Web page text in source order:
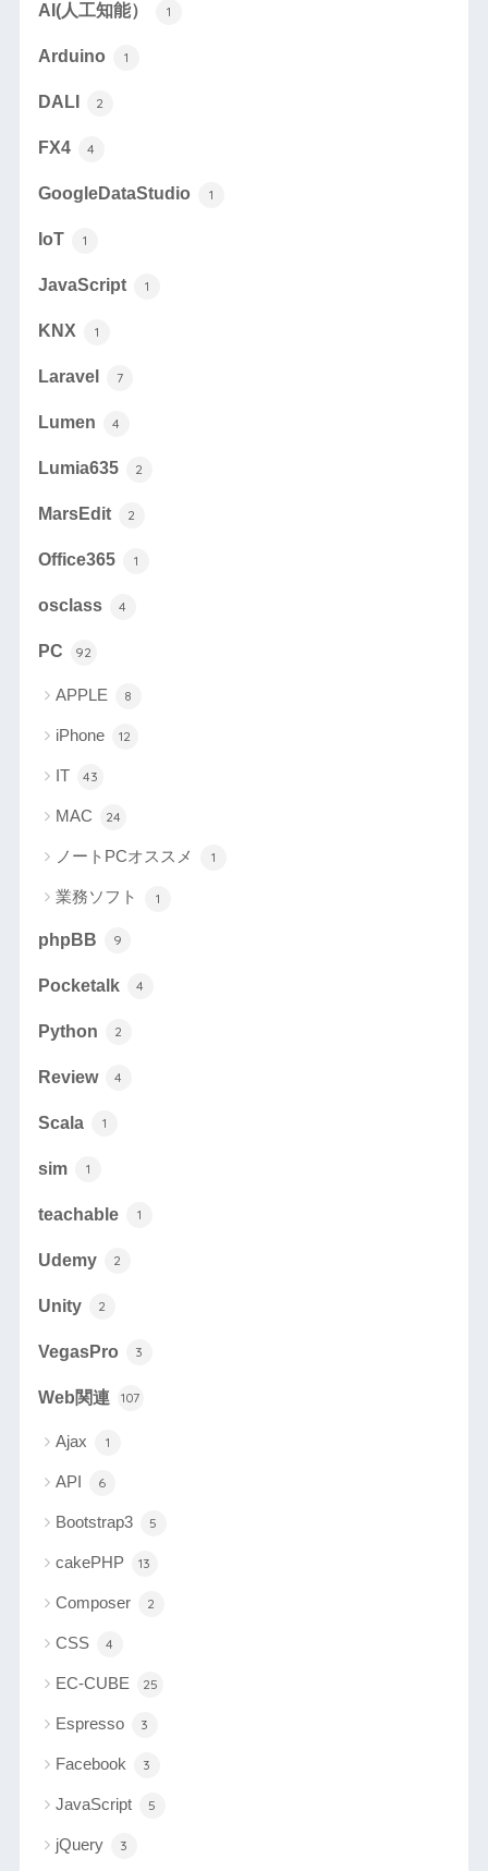
AI(人工知能） 1
Arduino 1
DALI 2
FX4 4
GoogleDataStudio 1
IoT 1
JavaScript 1
KNX 1
Laravel 7
Lumen 4
Lumia635 2
MarsEdit 2
Office365 1
osclass 4
PC 92
APPLE 8
iPhone 12
IT 43
MAC 24
ノートPCオススメ 1
業務ソフト 1
phpBB 9
Pocketalk 4
Python 2
Review 4
Scala 1
sim 1
teachable 1
Udemy 2
Unity 2
VegasPro 3
Web関連 107
Ajax 1
API 6
Bootstrap3 5
cakePHP 13
Composer 2
CSS 4
EC-CUBE 25
Espresso 3
Facebook 3
JavaScript 5
jQuery 3